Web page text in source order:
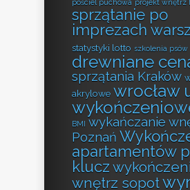
pościel puchowa projekt wnętrz
sprzątanie po
imprezach
statystyki lotto szkolenia psów
drewniane
sprzątania Kraków
akrylowe wrocław
BMI wykańczanie
Poznań
apartamentów
klucz
wnętrz sopot